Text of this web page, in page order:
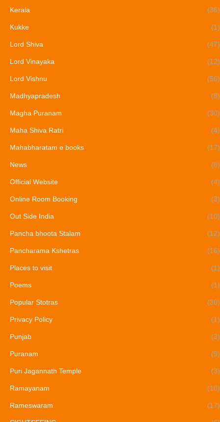
Kerala (36)
Kukke (1)
Lord Shiva (47)
Lord Vinayaka (12)
Lord Vishnu (56)
Madhyapradesh (8)
Magha Puranam (30)
Maha Shiva Ratri (4)
Mahabharatam e books (17)
News (6)
Official Website (4)
Online Room Booking (3)
Out Side India (10)
Pancha bhoota Stalam (12)
Pancharama Kshetras (16)
Places to visit (1)
Poems (1)
Popular Stotras (30)
Privacy Policy (1)
Punjab (3)
Puranam (9)
Puri Jagannath Temple (3)
Ramayanam (10)
Rameswaram (17)